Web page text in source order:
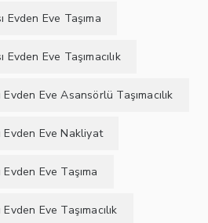
Evden Eve Taşıma
Eve Taşımacılık
Eve Asansörlü Taşımacılık
Evden Eve Nakliyat
Eve Taşıma
Eve Taşımacılık